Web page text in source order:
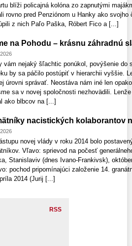
blíži policajná kolóna zo zapnutými
rovno pred Penziónom u Hanky ako
z nich Paľo Paška, Róbert Fico a [...]
na Pohodu – krásnu záhradnú
vám nejaký šľachtic ponúkol, povýšenie do
by sa páčilo postúpiť v hierarchii vyššie.
úrovni správať. Neostáva nám iné len
sa v novej spoločnosti nezhovädili.
ako blbcov na [...]
nacistických kolaborantov
novej vlády v roku 2014 bolo
Vľavo: sprievod na počesť
Stanislaviv (dnes Ivano-Frankivsk),
pochod pripomínajúci založenie 14.
2014 (Jurij [...]
RSS